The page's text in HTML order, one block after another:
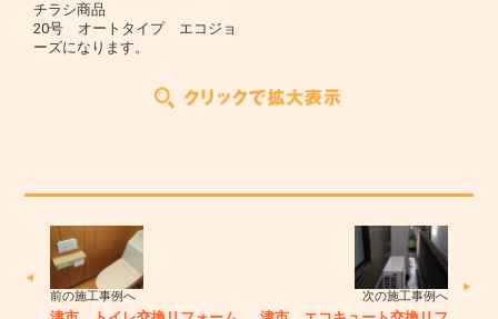
チラシ商品
20号 オートタイプ エコジョ
ーズになります。
前の施工事例へ 次の施工事例へ